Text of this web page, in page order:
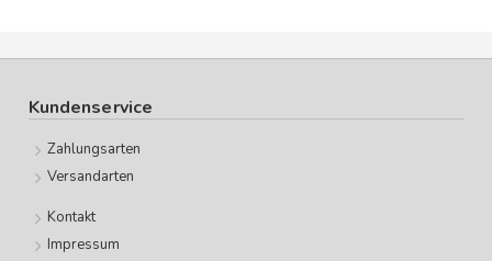
Kundenservice
Zahlungsarten
Versandarten
Kontakt
Impressum